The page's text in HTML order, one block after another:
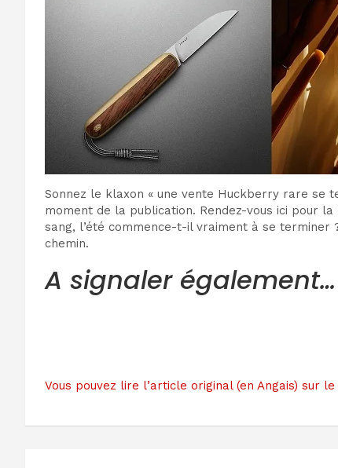
Sonnez le klaxon « une vente Huckberry rare se
moment de la publication. Rendez-vous ici pour la
sang, l’été commence-t-il vraiment à se
chemin.
A signaler également…
Vous pouvez lire l’article original (en Angais) sur